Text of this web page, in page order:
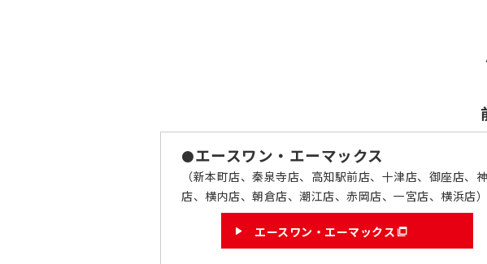
●エースワン・エーマックス
（新本町店、秦泉寺店、高知駅前店、十津店、御座店、
店、横内店、朝倉店、潮江店、赤岡店、一宮店、横浜店）
エースワン・エーマックス